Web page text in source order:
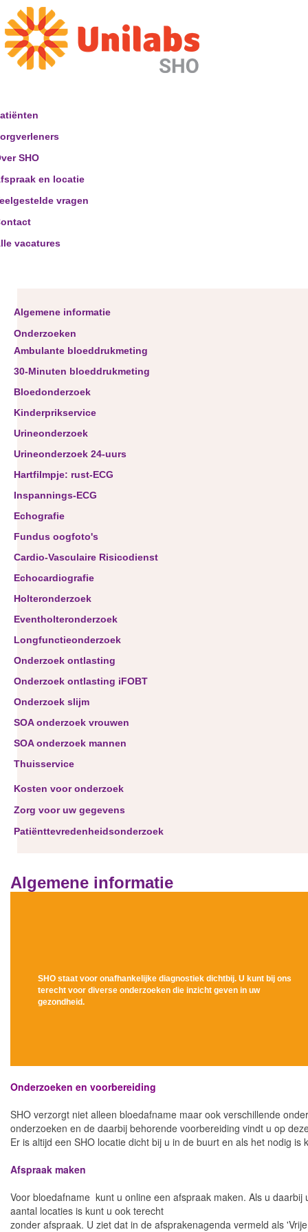
SHO
en locatie
vragen
vacatures
Algemene informatie
Onderzoeken
Ambulante bloeddrukmeting
30-Minuten bloeddrukmeting
Bloedonderzoek
Kinderprikservice
Urineonderzoek
Urineonderzoek 24-uurs
Hartfilmpje: rust-ECG
Inspannings-ECG
Echografie
Fundus oogfoto's
Cardio-Vasculaire Risicodienst
Echocardiografie
Holteronderzoek
Eventholteronderzoek
Longfunctieonderzoek
Onderzoek ontlasting
Onderzoek ontlasting iFOBT
Onderzoek slijm
SOA onderzoek vrouwen
SOA onderzoek mannen
Thuisservice
Kosten voor onderzoek
Zorg voor uw gegevens
Patiënttevredenheidsonderzoek
Algemene informatie
SHO staat voor onafhankelijke diagnostiek dichtbij. U kunt bij ons
terecht voor diverse onderzoeken die inzicht geven in uw
gezondheid.
Onderzoeken en voorbereiding
SHO verzorgt niet alleen bloedafname maar ook verschillende
onderzoeken en de daarbij behorende voorbereiding vindt u op
Er is altijd een SHO locatie dicht bij u in de buurt en als het nodig is
Afspraak maken
Voor bloedafname kunt u online een afspraak maken. Als u
aantal locaties is kunt u ook terecht
zonder afspraak. U ziet dat in de afsprakenagenda vermeld als